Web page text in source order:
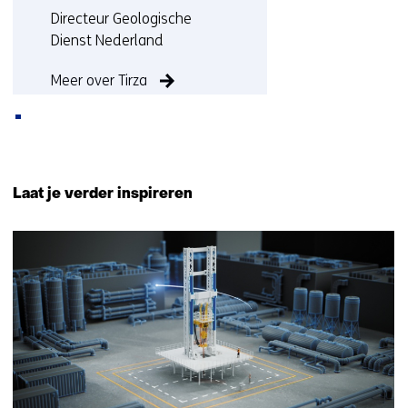
Functie:
Directeur Geologische
Dienst Nederland
Meer over Tirza
(Neem
contact
met
ons
op)
Laat je verder inspireren
resultaten,
getoond
1
t/m
2